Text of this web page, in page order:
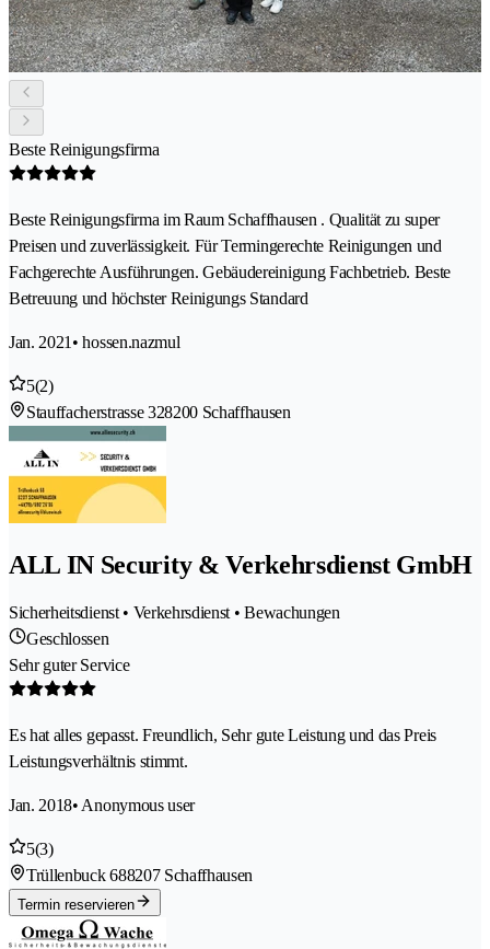
Beste Reinigungsfirma
Beste Reinigungsfirma im Raum Schaffhausen . Qualität zu super
Preisen und zuverlässigkeit. Für Termingerechte Reinigungen und
Fachgerechte Ausführungen. Gebäudereinigung Fachbetrieb. Beste
Betreuung und höchster Reinigungs Standard
Jan. 2021 • hossen.nazmul
5(2)
Stauffacherstrasse 328200 Schaffhausen
ALL IN Security & Verkehrsdienst GmbH
Sicherheitsdienst • Verkehrsdienst • Bewachungen
Geschlossen
Sehr guter Service
Es hat alles gepasst. Freundlich, Sehr gute Leistung und das Preis
Leistungsverhältnis stimmt.
Jan. 2018• Anonymous user
5(3)
Trüllenbuck 688207 Schaffhausen
Termin reservieren